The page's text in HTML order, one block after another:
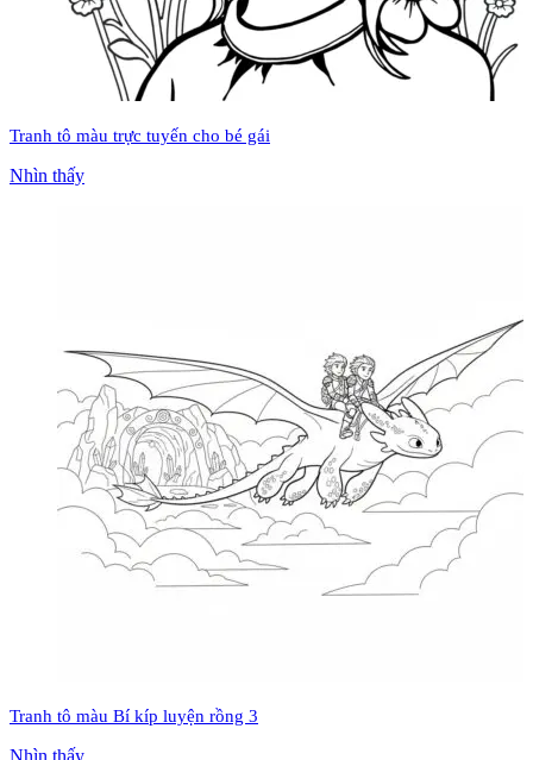
Tranh tô màu trực tuyến cho bé gái
Nhìn thấy
Tranh tô màu Bí kíp luyện rồng 3
Nhìn thấy